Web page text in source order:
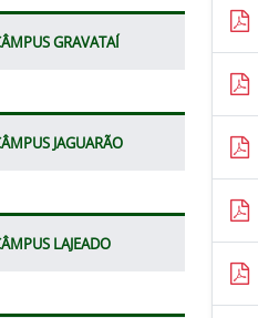
GRAVATAÍ
JAGUARÃO
LAJEADO